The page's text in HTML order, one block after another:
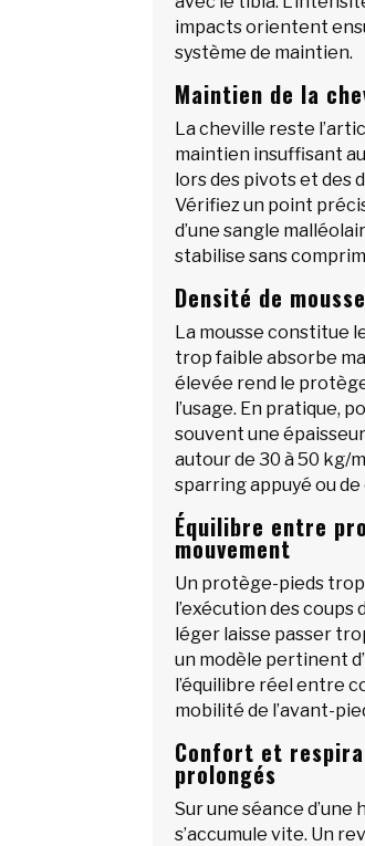
impacts orientent
système de maintien.
Maintien de la
La cheville reste
maintien insuffisant
lors des pivots et des
Vérifiez un point
d’une sangle
stabilise sans
Densité de
La mousse constitue
trop faible absorbe
élevée rend le
l’usage. En pratique,
souvent une
autour de 30 à 50 kg/
sparring appuyé ou
Équilibre entre
mouvement
Un protège-pieds
l’exécution des coups
léger laisse passer
un modèle pertinent
l’équilibre réel entre
mobilité de l’avant-
Confort et
prolongés
Sur une séance
s’accumule vite. Un